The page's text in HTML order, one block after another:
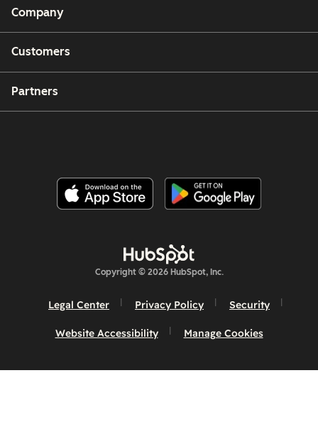
Company
Customers
Partners
Copyright © 2026 HubSpot, Inc.
Legal Center Privacy Policy Security
Website Accessibility Manage Cookies